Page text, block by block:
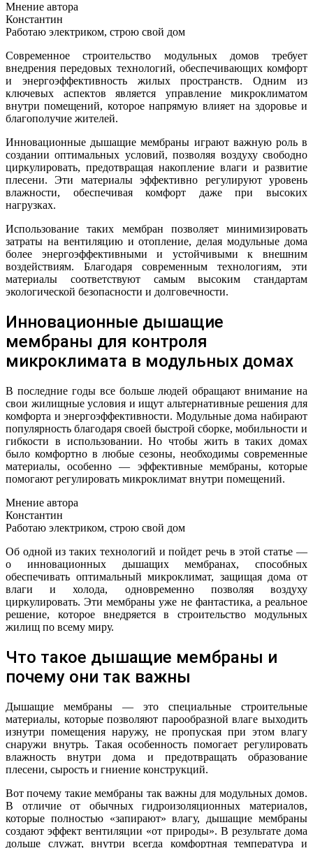
Мнение автора
Константин
Работаю электриком, строю свой дом
Современное строительство модульных домов требует
внедрения передовых технологий, обеспечивающих комфорт
и энергоэффективность жилых пространств. Одним из
ключевых аспектов является управление микроклиматом
внутри помещений, которое напрямую влияет на здоровье и
благополучие жителей.
Инновационные дышащие мембраны играют важную роль в
создании оптимальных условий, позволяя воздуху свободно
циркулировать, предотвращая накопление влаги и развитие
плесени. Эти материалы эффективно регулируют уровень
влажности, обеспечивая комфорт даже при высоких
нагрузках.
Использование таких мембран позволяет минимизировать
затраты на вентиляцию и отопление, делая модульные дома
более энергоэффективными и устойчивыми к внешним
воздействиям. Благодаря современным технологиям, эти
материалы соответствуют самым высоким стандартам
экологической безопасности и долговечности.
Инновационные дышащие
мембраны для контроля
микроклимата в модульных домах
В последние годы все больше людей обращают внимание на
свои жилищные условия и ищут альтернативные решения для
комфорта и энергоэффективности. Модульные дома набирают
популярность благодаря своей быстрой сборке, мобильности и
гибкости в использовании. Но чтобы жить в таких домах
было комфортно в любые сезоны, необходимы современные
материалы, особенно — эффективные мембраны, которые
помогают регулировать микроклимат внутри помещений.
Мнение автора
Константин
Работаю электриком, строю свой дом
Об одной из таких технологий и пойдет речь в этой статье —
о инновационных дышащих мембранах, способных
обеспечивать оптимальный микроклимат, защищая дома от
влаги и холода, одновременно позволяя воздуху
циркулировать. Эти мембраны уже не фантастика, а реальное
решение, которое внедряется в строительство модульных
жилищ по всему миру.
Что такое дышащие мембраны и
почему они так важны
Дышащие мембраны — это специальные строительные
материалы, которые позволяют парообразной влаге выходить
изнутри помещения наружу, не пропуская при этом влагу
снаружи внутрь. Такая особенность помогает регулировать
влажность внутри дома и предотвращать образование
плесени, сырость и гниение конструкций.
Вот почему такие мембраны так важны для модульных домов.
В отличие от обычных гидроизоляционных материалов,
которые полностью «запирают» влагу, дышащие мембраны
создают эффект вентиляции «от природы». В результате дома
дольше служат, внутри всегда комфортная температура и